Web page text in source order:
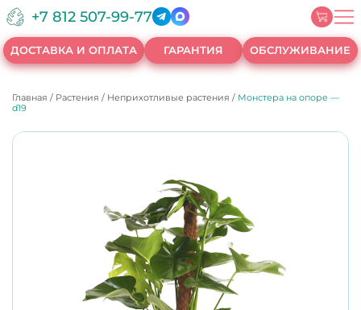
+7 812 507-99-77
ДОСТАВКА И ОПЛАТА ГАРАНТИЯ ОБСЛУЖИВАНИЕ
Главная / Растения / Неприхотливые растения / Монстера на опоре —
d19